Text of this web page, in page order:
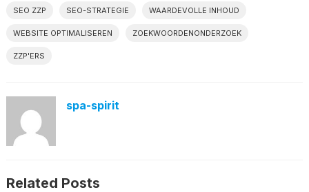
SEO ZZP SEO-STRATEGIE WAARDEVOLLE INHOUD
WEBSITE OPTIMALISEREN ZOEKWOORDENONDERZOEK
ZZP'ERS
spa-spirit
Related Posts